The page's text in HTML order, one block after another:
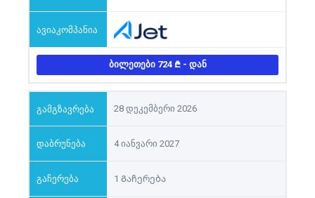
ᲑᲘᲚᲔᲗᲔᲑᲘ 724 - ᲓᲐᲜ
28 დეკემბერი 2026
4 იანვარი 2027
1 Გაჩერება